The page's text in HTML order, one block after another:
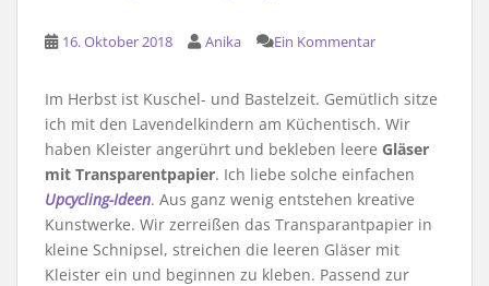
16. Oktober 2018 Anika Ein Kommentar
Im Herbst ist Kuschel- und Bastelzeit. Gemütlich sitze
ich mit den Lavendelkindern am Küchentisch. Wir
haben Kleister angerührt und bekleben leere Gläser
mit Transparentpapier. Ich liebe solche einfachen
Upcycling-Ideen. Aus ganz wenig entstehen kreative
Kunstwerke. Wir zerreißen das Transparantpapier in
kleine Schnipsel, streichen die leeren Gläser mit
Kleister ein und beginnen zu kleben. Passend zur